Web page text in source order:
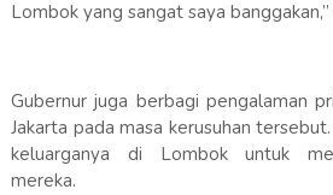
Lombok yang sangat saya
Gubernur juga berbagi pengalaman
Jakarta pada masa kerusuhan
keluarganya di Lombok untuk
mereka.